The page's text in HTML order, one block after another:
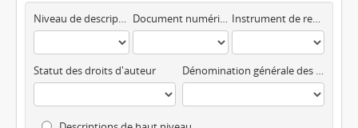
Niveau de description Document numérique disponible Instrument de recherche
Statut des droits d'auteur Dénomination générale des documents